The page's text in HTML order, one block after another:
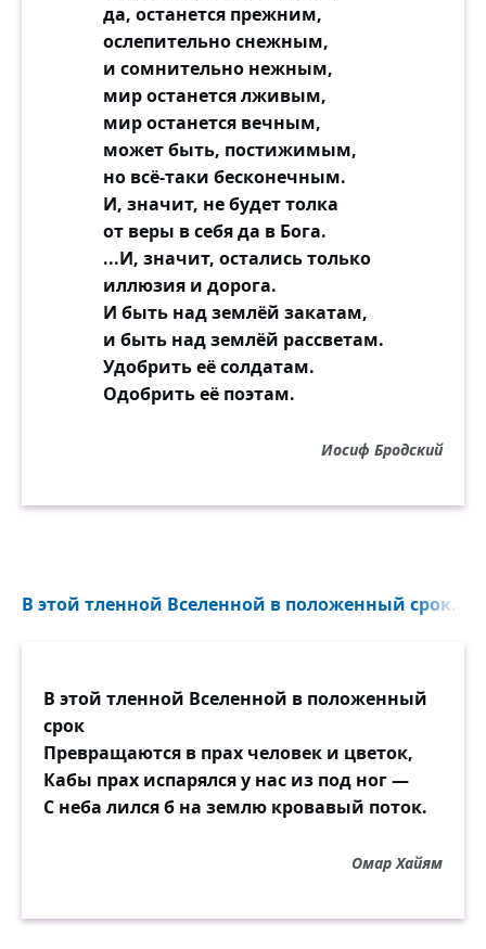
да, останется прежним,
ослепительно снежным,
и сомнительно нежным,
мир останется лживым,
мир останется вечным,
может быть, постижимым,
но всё-таки бесконечным.
И, значит, не будет толка
от веры в себя да в Бога.
...И, значит, остались только
иллюзия и дорога.
И быть над землёй закатам,
и быть над землёй рассветам.
Удобрить её солдатам.
Одобрить её поэтам.
Иосиф Бродский
В этой тленной Вселенной в положенный срок...
В этой тленной Вселенной в положенный
срок
Превращаются в прах человек и цветок,
Кабы прах испарялся у нас из под ног —
С неба лился б на землю кровавый поток.
Омар Хайям